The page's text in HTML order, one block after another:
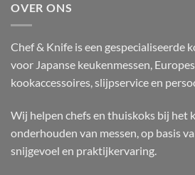
OVER ONS
Chef & Knife is een gespecialiseerde
voor Japanse keukenmessen,
kookaccessoires, slijpservice en
Wij helpen chefs en thuiskoks bij het
onderhouden van messen, op basis
snijgevoel en praktijkervaring.